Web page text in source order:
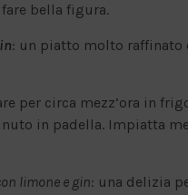
bella figura.
: un piatto molto raffinato
per circa mezz’ora in
in padella. Impiatta
limone e gin: una delizia